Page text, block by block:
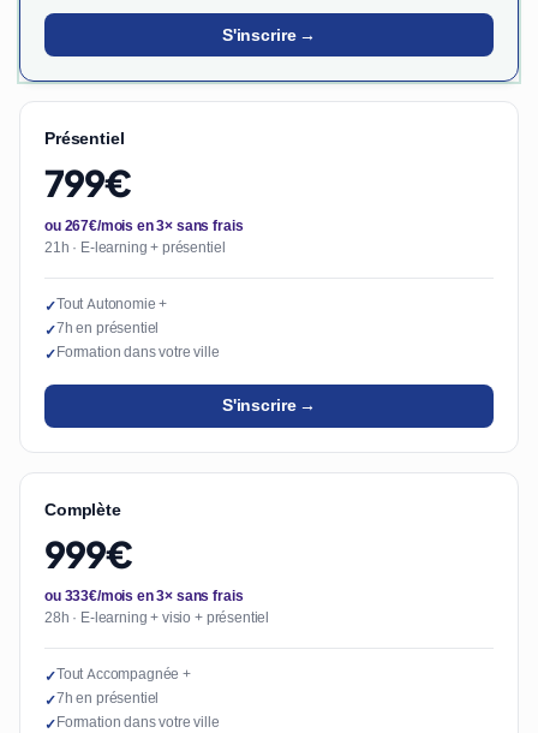
S'inscrire →
Présentiel
799€
ou 267€/mois en 3× sans frais
21h · E-learning + présentiel
✓Tout Autonomie +
✓7h en présentiel
✓Formation dans votre ville
S'inscrire →
Complète
999€
ou 333€/mois en 3× sans frais
28h · E-learning + visio + présentiel
✓Tout Accompagnée +
✓7h en présentiel
✓Formation dans votre ville